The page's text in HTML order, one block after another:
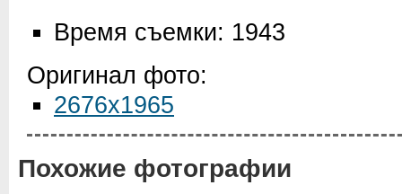
Время съемки: 1943
Оригинал фото:
2676x1965
Похожие фотографии